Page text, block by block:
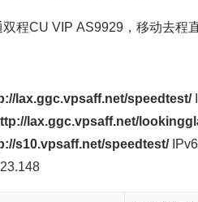
程CU VIP AS9929，移动去程
lax.ggc.vpsaff.net/speedtest/
lax.ggc.vpsaff.net/
s10.vpsaff.net/speedtest/